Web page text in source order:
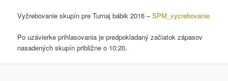
Vyžrebovanie skupín pre Turnaj bábik 2016 –SPM_vyzrebovanie
Po uzávierke prihlasovania je predpokladaný začiatok zápasov
nasadených skupín približne o 10:20.